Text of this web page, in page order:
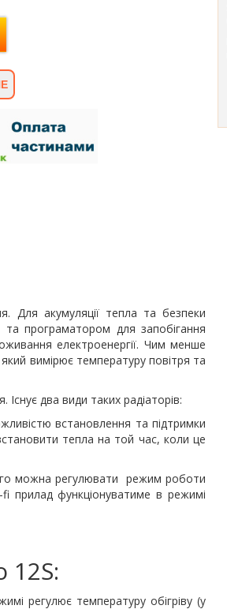
Для акумуляції тепла та безпеки
програматором для запобігання
електроенергії. Чим менше
вимірює температуру повітря та
два види таких радіаторів:
встановлення та підтримки
тепла на той час, коли це
можна регулювати режим роботи
прилад функціонуватиме в режимі
12S:
регулює температуру обігріву (у